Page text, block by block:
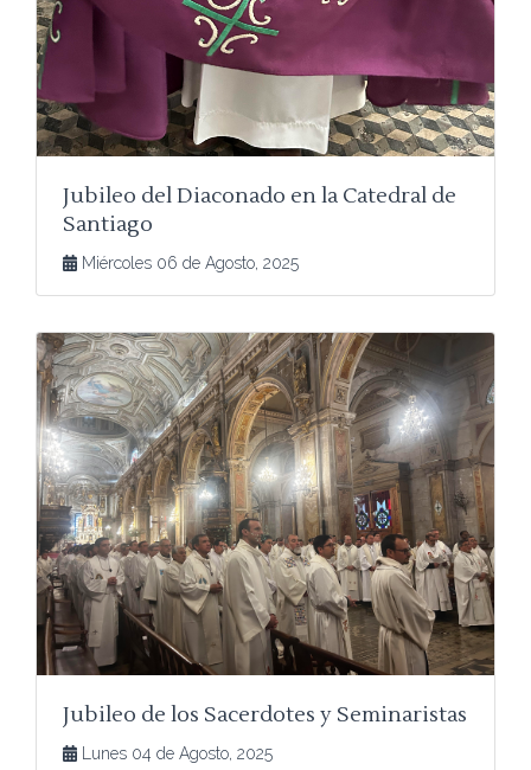
Jubileo del Diaconado en la Catedral de
Santiago
Miércoles 06 de Agosto, 2025
Jubileo de los Sacerdotes y Seminaristas
Lunes 04 de Agosto, 2025